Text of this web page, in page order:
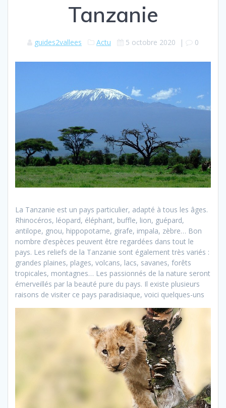
Tanzanie
guides2vallees Actu 5 octobre 2020 | 0
La Tanzanie est un pays particulier, adapté à tous les âges.
Rhinocéros, léopard, éléphant, buffle, lion, guépard,
antilope, gnou, hippopotame, girafe, impala, zèbre… Bon
nombre d’espèces peuvent être regardées dans tout le
pays. Les reliefs de la Tanzanie sont également très variés :
grandes plaines, plages, volcans, lacs, savanes, forêts
tropicales, montagnes… Les passionnés de la nature seront
émerveillés par la beauté pure du pays. Il existe plusieurs
raisons de visiter ce pays paradisiaque, voici quelques-uns